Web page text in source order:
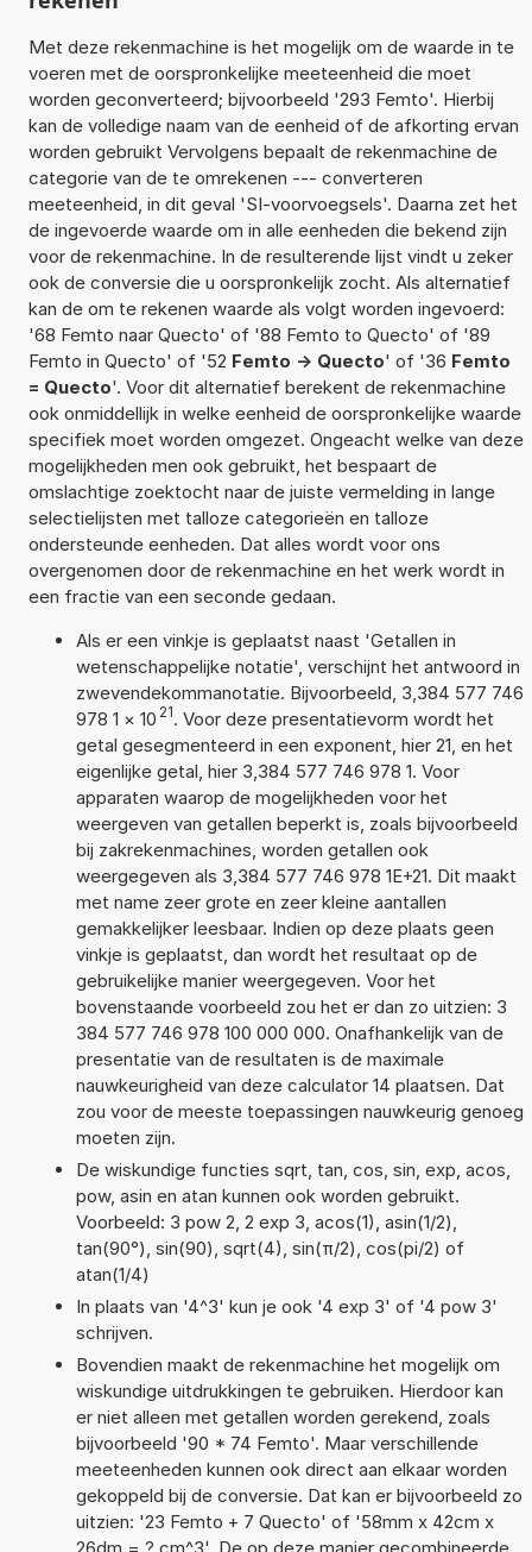
Met deze rekenmachine is het mogelijk om de waarde in te
voeren met de oorspronkelijke meeteenheid die moet
worden geconverteerd; bijvoorbeeld '293 Femto'. Hierbij
kan de volledige naam van de eenheid of de afkorting ervan
worden gebruikt Vervolgens bepaalt de rekenmachine de
categorie van de te omrekenen --- converteren
meeteenheid, in dit geval 'SI-voorvoegsels'. Daarna zet het
de ingevoerde waarde om in alle eenheden die bekend zijn
voor de rekenmachine. In de resulterende lijst vindt u zeker
ook de conversie die u oorspronkelijk zocht. Als alternatief
kan de om te rekenen waarde als volgt worden ingevoerd:
'68 Femto naar Quecto' of '88 Femto to Quecto' of '89
Femto in Quecto' of '52 Femto -> Quecto' of '36 Femto
= Quecto'. Voor dit alternatief berekent de rekenmachine
ook onmiddellijk in welke eenheid de oorspronkelijke waarde
specifiek moet worden omgezet. Ongeacht welke van deze
mogelijkheden men ook gebruikt, het bespaart de
omslachtige zoektocht naar de juiste vermelding in lange
selectielijsten met talloze categorieën en talloze
ondersteunde eenheden. Dat alles wordt voor ons
overgenomen door de rekenmachine en het werk wordt in
een fractie van een seconde gedaan.
Als er een vinkje is geplaatst naast 'Getallen in
wetenschappelijke notatie', verschijnt het antwoord in
zwevendekommanotatie. Bijvoorbeeld, 3,384 577 746
978 1 × 10 21. Voor deze presentatievorm wordt het
getal gesegmenteerd in een exponent, hier 21, en het
eigenlijke getal, hier 3,384 577 746 978 1. Voor
apparaten waarop de mogelijkheden voor het
weergeven van getallen beperkt is, zoals bijvoorbeeld
bij zakrekenmachines, worden getallen ook
weergegeven als 3,384 577 746 978 1E+21. Dit maakt
met name zeer grote en zeer kleine aantallen
gemakkelijker leesbaar. Indien op deze plaats geen
vinkje is geplaatst, dan wordt het resultaat op de
gebruikelijke manier weergegeven. Voor het
bovenstaande voorbeeld zou het er dan zo uitzien: 3
384 577 746 978 100 000 000. Onafhankelijk van de
presentatie van de resultaten is de maximale
nauwkeurigheid van deze calculator 14 plaatsen. Dat
zou voor de meeste toepassingen nauwkeurig genoeg
moeten zijn.
De wiskundige functies sqrt, tan, cos, sin, exp, acos,
pow, asin en atan kunnen ook worden gebruikt.
Voorbeeld: 3 pow 2, 2 exp 3, acos(1), asin(1/2),
tan(90°), sin(90), sqrt(4), sin(π/2), cos(pi/2) of
atan(1/4)
In plaats van '4^3' kun je ook '4 exp 3' of '4 pow 3'
schrijven.
Bovendien maakt de rekenmachine het mogelijk om
wiskundige uitdrukkingen te gebruiken. Hierdoor kan
er niet alleen met getallen worden gerekend, zoals
bijvoorbeeld '90 * 74 Femto'. Maar verschillende
meeteenheden kunnen ook direct aan elkaar worden
gekoppeld bij de conversie. Dat kan er bijvoorbeeld zo
uitzien: '23 Femto + 7 Quecto' of '58mm x 42cm x
26dm = ? cm^3'. De op deze manier gecombineerde